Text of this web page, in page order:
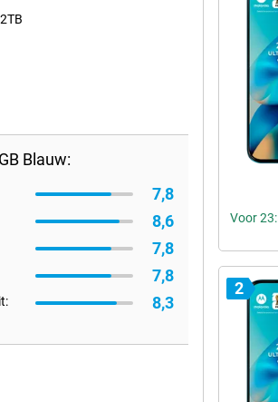
Blauw:
7,8
8,6
7,8
7,8
8,3
Voor
2